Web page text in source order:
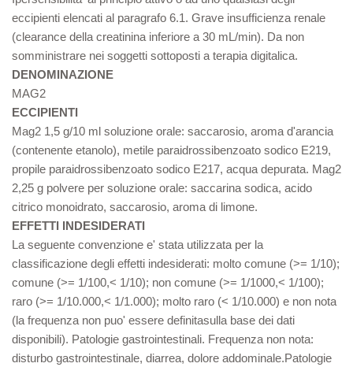
eccipienti elencati al paragrafo 6.1. Grave insufficienza renale
(clearance della creatinina inferiore a 30 mL/min). Da non
somministrare nei soggetti sottoposti a terapia digitalica.
DENOMINAZIONE
MAG2
ECCIPIENTI
Mag2 1,5 g/10 ml soluzione orale: saccarosio, aroma d'arancia
(contenente etanolo), metile paraidrossibenzoato sodico E219,
propile paraidrossibenzoato sodico E217, acqua depurata. Mag2
2,25 g polvere per soluzione orale: saccarina sodica, acido
citrico monoidrato, saccarosio, aroma di limone.
EFFETTI INDESIDERATI
La seguente convenzione e' stata utilizzata per la
classificazione degli effetti indesiderati: molto comune (>= 1/10);
comune (>= 1/100,< 1/10); non comune (>= 1/1000,< 1/100);
raro (>= 1/10.000,< 1/1.000); molto raro (< 1/10.000) e non nota
(la frequenza non puo' essere definitasulla base dei dati
disponibili). Patologie gastrointestinali. Frequenza non nota:
disturbo gastrointestinale, diarrea, dolore addominale.Patologie